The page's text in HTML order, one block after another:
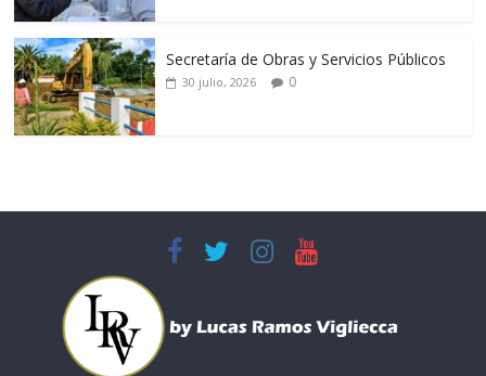
Secretaría de Obras y Servicios Públicos
30 julio, 2026 0